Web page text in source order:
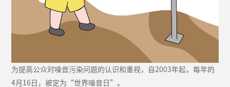
为提高公众对噪音污染问题的认识和重视，自2003年起，每年的
4月16日，被定为“世界噪音日”。